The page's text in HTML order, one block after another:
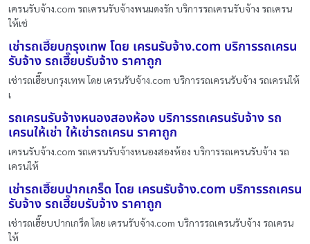
เครนรับจ้าง.com รถเครนรับจ้างพนมดงรัก บริการรถเครนรับจ้าง รถเครน
ให้เช่
เช่ารถเฮี๊ยบกรุงเทพ โดย เครนรับจ้าง.com บริการรถเครน
รับจ้าง รถเฮี๊ยบรับจ้าง ราคาถูก
เช่ารถเฮี๊ยบกรุงเทพ โดย เครนรับจ้าง.com บริการรถเครนรับจ้าง รถเครนให้
เ
รถเครนรับจ้างหนองสองห้อง บริการรถเครนรับจ้าง รถ
เครนให้เช่า ให้เช่ารถเครน ราคาถูก
เครนรับจ้าง.com รถเครนรับจ้างหนองสองห้อง บริการรถเครนรับจ้าง รถ
เครนให้
เช่ารถเฮี๊ยบปากเกร็ด โดย เครนรับจ้าง.com บริการรถเครน
รับจ้าง รถเฮี๊ยบรับจ้าง ราคาถูก
เช่ารถเฮี๊ยบปากเกร็ด โดย เครนรับจ้าง.com บริการรถเครนรับจ้าง รถเครน
ให้